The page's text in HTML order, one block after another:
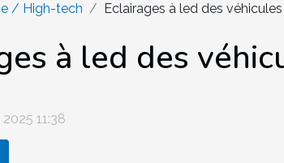
/ High-tech Eclairages à led des
à led des
11:38